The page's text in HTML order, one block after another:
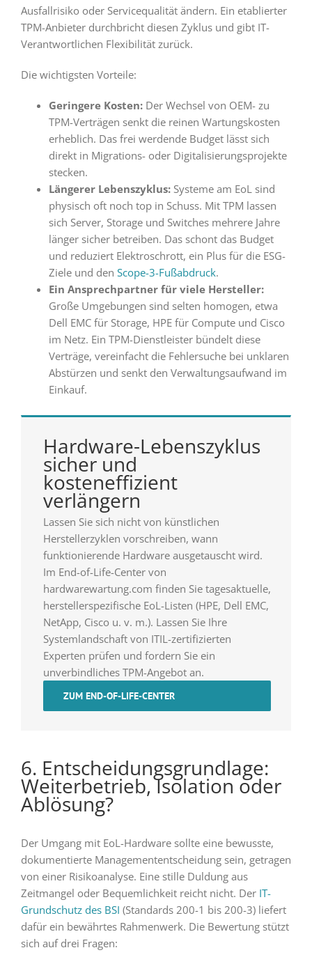
Ausfallrisiko oder Servicequalität ändern. Ein etablierter
TPM-Anbieter durchbricht diesen Zyklus und gibt IT-
Verantwortlichen Flexibilität zurück.
Die wichtigsten Vorteile:
Geringere Kosten: Der Wechsel von OEM- zu
TPM-Verträgen senkt die reinen Wartungskosten
erheblich. Das frei werdende Budget lässt sich
direkt in Migrations- oder Digitalisierungsprojekte
stecken.
Längerer Lebenszyklus: Systeme am EoL sind
physisch oft noch top in Schuss. Mit TPM lassen
sich Server, Storage und Switches mehrere Jahre
länger sicher betreiben. Das schont das Budget
und reduziert Elektroschrott, ein Plus für die ESG-
Ziele und den Scope-3-Fußabdruck.
Ein Ansprechpartner für viele Hersteller:
Große Umgebungen sind selten homogen, etwa
Dell EMC für Storage, HPE für Compute und Cisco
im Netz. Ein TPM-Dienstleister bündelt diese
Verträge, vereinfacht die Fehlersuche bei unklaren
Abstürzen und senkt den Verwaltungsaufwand im
Einkauf.
Hardware-Lebenszyklus
sicher und
kosteneffizient
verlängern
Lassen Sie sich nicht von künstlichen
Herstellerzyklen vorschreiben, wann
funktionierende Hardware ausgetauscht wird.
Im End-of-Life-Center von
hardwarewartung.com finden Sie tagesaktuelle,
herstellerspezifische EoL-Listen (HPE, Dell EMC,
NetApp, Cisco u. v. m.). Lassen Sie Ihre
Systemlandschaft von ITIL-zertifizierten
Experten prüfen und fordern Sie ein
unverbindliches TPM-Angebot an.
ZUM END-OF-LIFE-CENTER
6. Entscheidungsgrundlage:
Weiterbetrieb, Isolation oder
Ablösung?
Der Umgang mit EoL-Hardware sollte eine bewusste,
dokumentierte Managemententscheidung sein, getragen
von einer Risikoanalyse. Eine stille Duldung aus
Zeitmangel oder Bequemlichkeit reicht nicht. Der IT-
Grundschutz des BSI (Standards 200-1 bis 200-3) liefert
dafür ein bewährtes Rahmenwerk. Die Bewertung stützt
sich auf drei Fragen: